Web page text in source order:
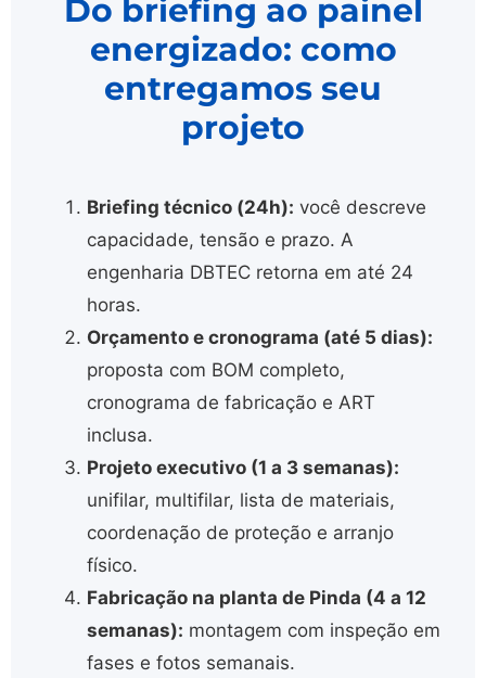
Do briefing ao painel
energizado: como
entregamos seu
projeto
Briefing técnico (24h): você descreve
capacidade, tensão e prazo. A
engenharia DBTEC retorna em até 24
horas.
Orçamento e cronograma (até 5 dias):
proposta com BOM completo,
cronograma de fabricação e ART
inclusa.
Projeto executivo (1 a 3 semanas):
unifilar, multifilar, lista de materiais,
coordenação de proteção e arranjo
físico.
Fabricação na planta de Pinda (4 a 12
semanas): montagem com inspeção em
fases e fotos semanais.